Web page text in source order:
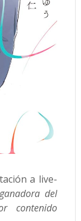
a live-
del
contenido